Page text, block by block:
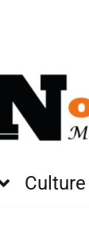
Culture